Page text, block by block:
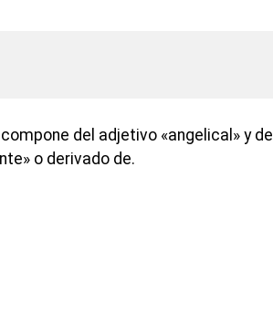
del adjetivo «angelical» y del
o derivado de.